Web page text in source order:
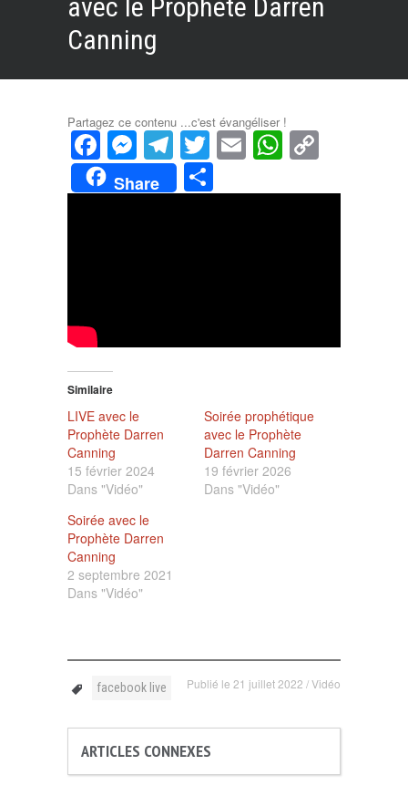
avec le Prophète Darren
Canning
Partagez ce contenu ...c'est évangéliser !
Facebook
Messenger
Telegram
Twitter
Email
Share
Similaire
LIVE avec le
Prophète Darren
Canning
15 février 2024
Dans "Vidéo"
Soirée prophétique
avec le Prophète
Darren Canning
19 février 2026
Dans "Vidéo"
Soirée avec le
Prophète Darren
Canning
2 septembre 2021
Dans "Vidéo"
Publié le 21 juillet 2022 /Vidéo
facebook live
ARTICLES CONNEXES